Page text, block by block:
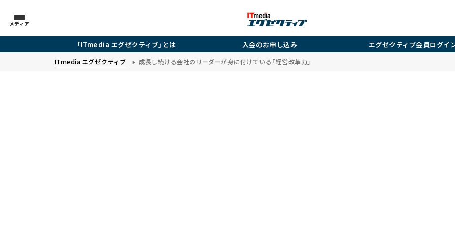
メディア
「ITmedia エグゼクティブ」とは 入会のお申し込み エグゼクティブ会員ログイ
ITmedia エグゼクティブ 成長し続ける会社のリーダーが身に付けている「経営改革力」